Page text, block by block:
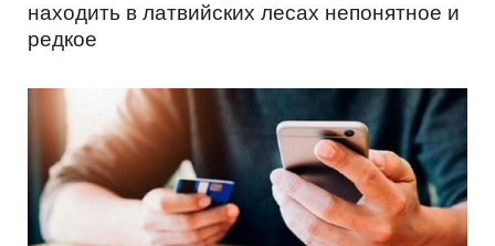
находить в латвийских лесах непонятное и
редкое